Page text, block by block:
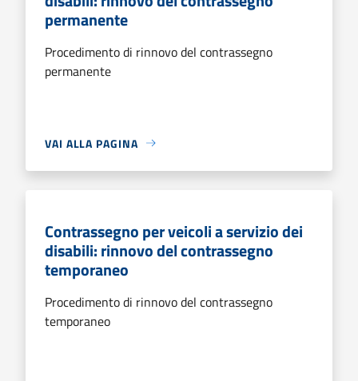
permanente
Procedimento di rinnovo del contrassegno
permanente
VAI ALLA PAGINA
Contrassegno per veicoli a servizio dei
disabili: rinnovo del contrassegno
temporaneo
Procedimento di rinnovo del contrassegno
temporaneo